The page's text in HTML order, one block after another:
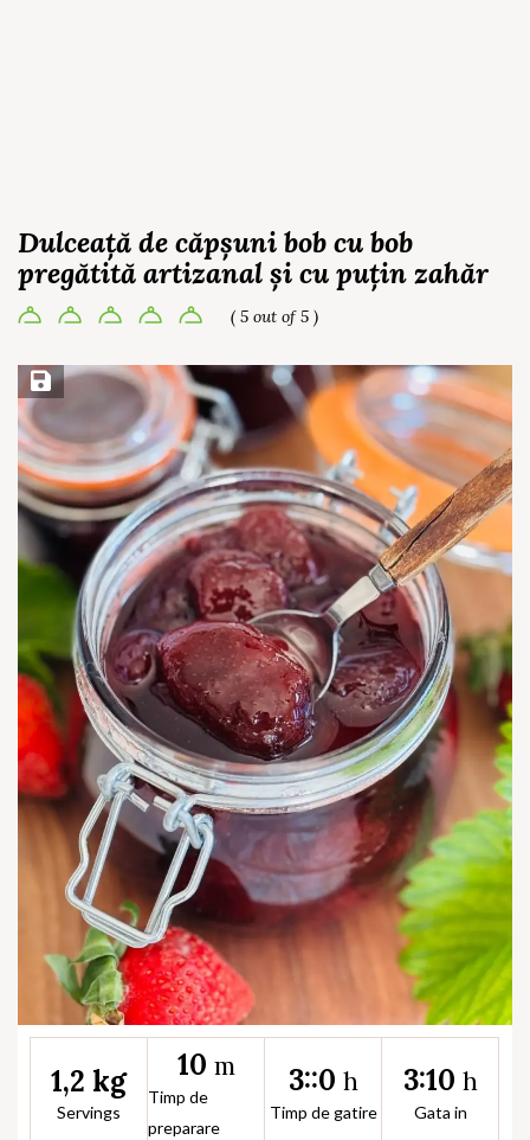
Dulceață de căpșuni bob cu bob
pregătită artizanal și cu puțin zahăr
( 5 out of 5 )
Save Recipe
1,2 kg
Servings
10 m
Timp de
preparare
3::0 h
Timp de gatire
3:10 h
Gata in